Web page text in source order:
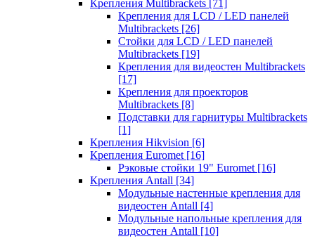
Крепления Multibrackets [71]
Крепления для LCD / LED панелей
Multibrackets [26]
Стойки для LCD / LED панелей
Multibrackets [19]
Крепления для видеостен Multibrackets
[17]
Крепления для проекторов
Multibrackets [8]
Подставки для гарнитуры Multibrackets
[1]
Крепления Hikvision [6]
Крепления Euromet [16]
Рэковые стойки 19" Euromet [16]
Крепления Antall [34]
Модульные настенные крепления для
видеостен Antall [4]
Модульные напольные крепления для
видеостен Antall [10]